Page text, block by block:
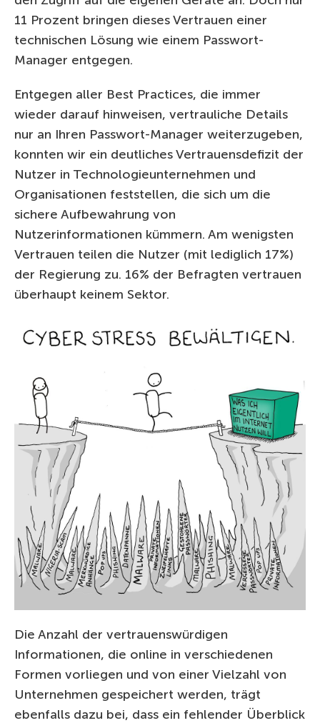
11 Prozent bringen dieses Vertrauen einer
technischen Lösung wie einem Passwort-
Manager entgegen.
Entgegen aller Best Practices, die immer
wieder darauf hinweisen, vertrauliche Details
nur an Ihren Passwort-Manager weiterzugeben,
konnten wir ein deutliches Vertrauensdefizit der
Nutzer in Technologieunternehmen und
Organisationen feststellen, die sich um die
sichere Aufbewahrung von
Nutzerinformationen kümmern. Am wenigsten
Vertrauen teilen die Nutzer (mit lediglich 17%)
der Regierung zu. 16% der Befragten vertrauen
überhaupt keinem Sektor.
Die Anzahl der vertrauenswürdigen
Informationen, die online in verschiedenen
Formen vorliegen und von einer Vielzahl von
Unternehmen gespeichert werden, trägt
ebenfalls dazu bei, dass ein fehlender Überblick